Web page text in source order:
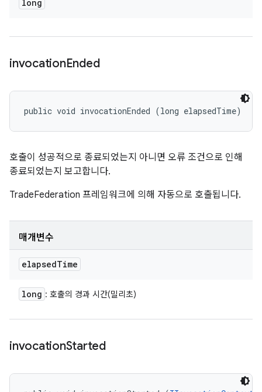
long
invocationEnded
public void invocationEnded (long elapsedTime)
호출이 성공적으로 종료되었는지 아니면 오류 조건으로 인해
종료되었는지 보고합니다.
TradeFederation 프레임워크에 의해 자동으로 호출됩니다.
매개변수
elapsedTime
long : 호출의 경과 시간(밀리초)
invocationStarted